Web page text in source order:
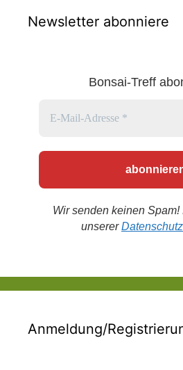
Newsletter abonniere
Bonsai-Treff
Wir senden keinen Spam!
unserer
Anmeldung/